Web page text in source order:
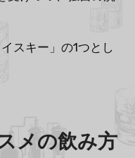
スキー」の1つとし
メの飲み方